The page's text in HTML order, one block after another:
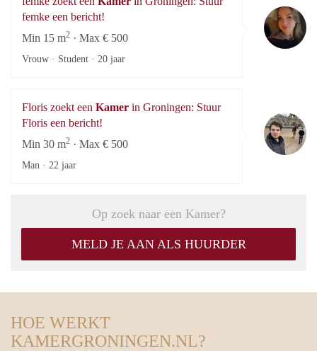
femke een bericht!
Min 15 m2 · Max € 500
Vrouw · Student · 20 jaar
Floris zoekt een Kamer in Groningen: Stuur
Floris een bericht!
Min 30 m2 · Max € 500
Man · 22 jaar
Op zoek naar een Kamer?
MELD JE AAN ALS HUURDER
HOE WERKT
KAMERGRONINGEN.NL?